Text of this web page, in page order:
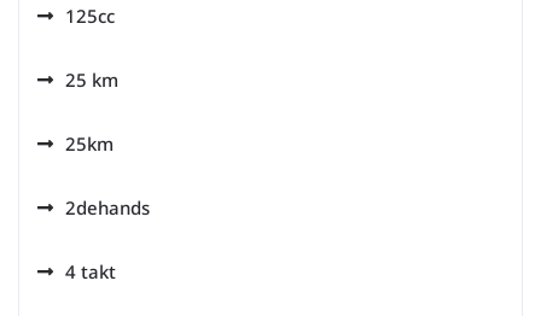
125cc
25 km
25km
2dehands
4 takt